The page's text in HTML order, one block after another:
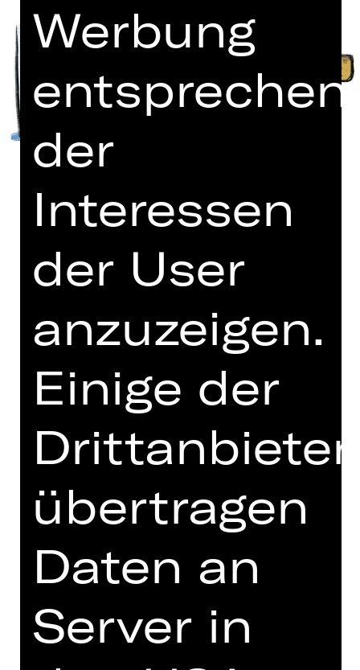
Bearbeitung für Kammerorchester
von Askan Geisler
Altersempfehlung: 5 – 10 Jahre
Für sein schlechtes Benehmen hat
Käpt’n Funny Bone eine ziemlich
interessante Entschuldigung parat:
Ein Fluch zwingt seine Familie seit
500 Jahren dazu, immerzu zu fluchen.
Isabella lässt sich aber von solch
hanebüchenen Ausreden nicht
beeindrucken. Sie ist an Bord des
Piratenschiffs St. Cecilia gekommen,
um ihren Freund Lindoro zu befreien,
der dort als Putzsklave gefangen
gehalten wird.
Gioacchino Rossinis „Italienerin in
Algier“ liefert die Musik für die
Kinderoper, die mit viel Spaß und
Werbung
der
Interessen
der User
anzuzeigen.
Einige der
Drittanbieter
übertragen
Daten an
Server in